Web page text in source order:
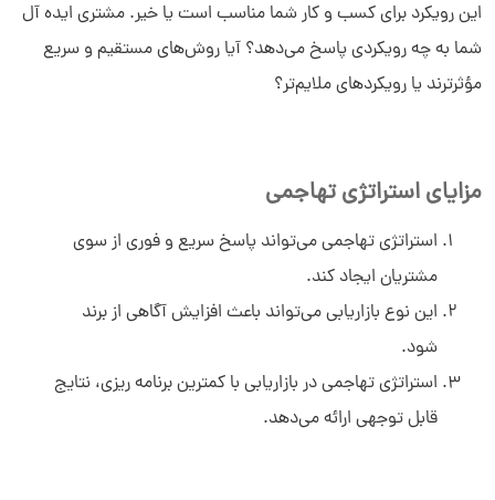
این رویکرد برای کسب و کار شما مناسب است یا خیر. مشتری ایده‌ آل
شما به چه رویکردی پاسخ می‌دهد؟ آیا روش‌های مستقیم و سریع
مؤثرترند یا رویکردهای ملایم‌تر؟
مزایای استراتژی تهاجمی
استراتژی تهاجمی می‌تواند پاسخ سریع و فوری از سوی
مشتریان ایجاد کند.
این نوع بازاریابی می‌تواند باعث افزایش آگاهی از برند
شود.
استراتژی تهاجمی در بازاریابی با کمترین برنامه ریزی، نتایج
قابل ‌توجهی ارائه می‌دهد.